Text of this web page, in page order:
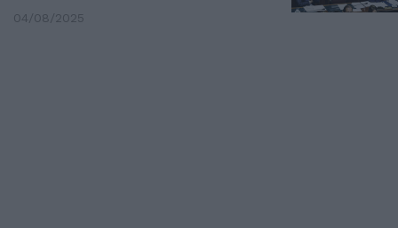
04/08/2025